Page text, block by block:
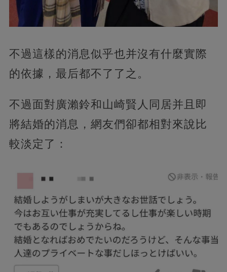
不過這樣的消息似乎也并沒有什麼實際
的依據，最后都不了了之。
不過面對廣瀨鈴和山崎賢人同居并且即
將結婚的消息，網友們卻都相對來說比
較淡定了：